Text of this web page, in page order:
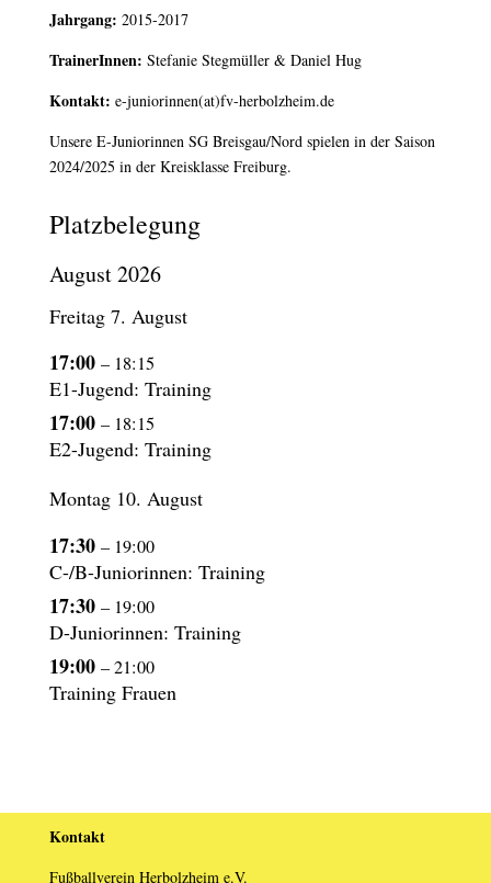
Jahrgang: 2015-2017
TrainerInnen: Stefanie Stegmüller & Daniel Hug
Kontakt: e-juniorinnen(at)fv-herbolzheim.de
Unsere E-Juniorinnen SG Breisgau/Nord spielen in der Saison
2024/2025 in der Kreisklasse Freiburg.
Platzbelegung
August 2026
Freitag 7. August
17:00 – 18:15
E1-Jugend: Training
17:00 – 18:15
E2-Jugend: Training
Montag 10. August
17:30 – 19:00
C-/B-Juniorinnen: Training
17:30 – 19:00
D-Juniorinnen: Training
19:00 – 21:00
Training Frauen
Kontakt
Fußballverein Herbolzheim e.V.